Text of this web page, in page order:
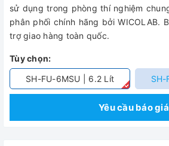
sử dụng trong phòng thí nghiệm
phân phối chính hãng bởi WICOLAB.
trợ giao hàng toàn quốc.
Tùy chọn:
SH-FU-6MSU | 6.2 Lít
Yêu cầu báo giá